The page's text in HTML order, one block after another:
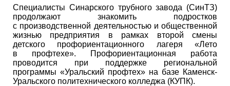
Специалисты Синарского трубного завода (СинТЗ)
продолжают знакомить подростков
с производственной деятельностью и общественной
жизнью предприятия в рамках второй смены
детского профориентационного лагеря «Лето
в профтехе». Профориентационная работа
проводится при поддержке региональной
программы «Уральский профтех» на базе Каменск-
Уральского политехнического колледжа (КУПК).